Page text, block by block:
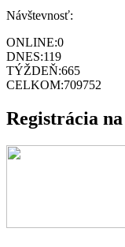
Návštevnosť:
ONLINE:0
DNES:119
TÝŽDEŇ:665
CELKOM:709752
Registrácia